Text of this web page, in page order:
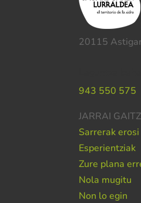
20115
943 550 575
JARRAI
Sarrerak erosi
Esperientziak
Zure plana
Nola mugitu
Non lo egin